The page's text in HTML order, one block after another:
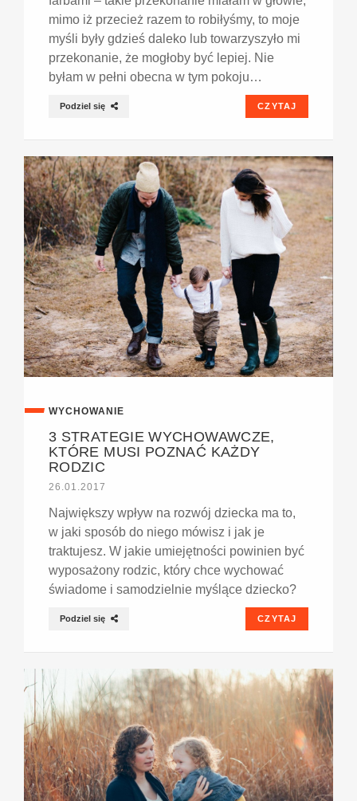
mimo iż przecież razem to robiłyśmy, to moje
myśli były gdzieś daleko lub towarzyszyło mi
przekonanie, że mogłoby być lepiej. Nie
byłam w pełni obecna w tym pokoju…
Podziel się CZYTAJ
WYCHOWANIE
3 STRATEGIE WYCHOWAWCZE,
KTÓRE MUSI POZNAĆ KAŻDY
RODZIC
26.01.2017
Największy wpływ na rozwój dziecka ma to,
w jaki sposób do niego mówisz i jak je
traktujesz. W jakie umiejętności powinien być
wyposażony rodzic, który chce wychować
świadome i samodzielnie myślące dziecko?
Podziel się CZYTAJ